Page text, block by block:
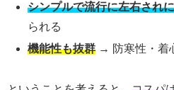
シンプルで流行に左右され
られる
機能性も抜群 → 防寒性・着